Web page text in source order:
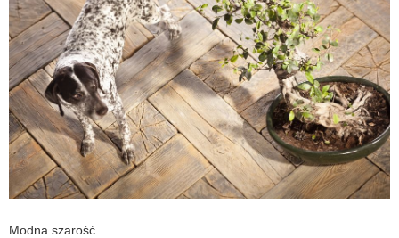
Modna szarość